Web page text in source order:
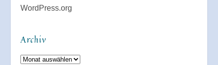
WordPress.org
Archiv
Archiv